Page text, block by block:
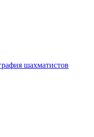
шахматистов